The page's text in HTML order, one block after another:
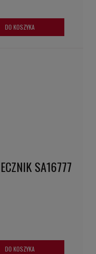
DO KOSZYKA
SA16777
DO KOSZYKA